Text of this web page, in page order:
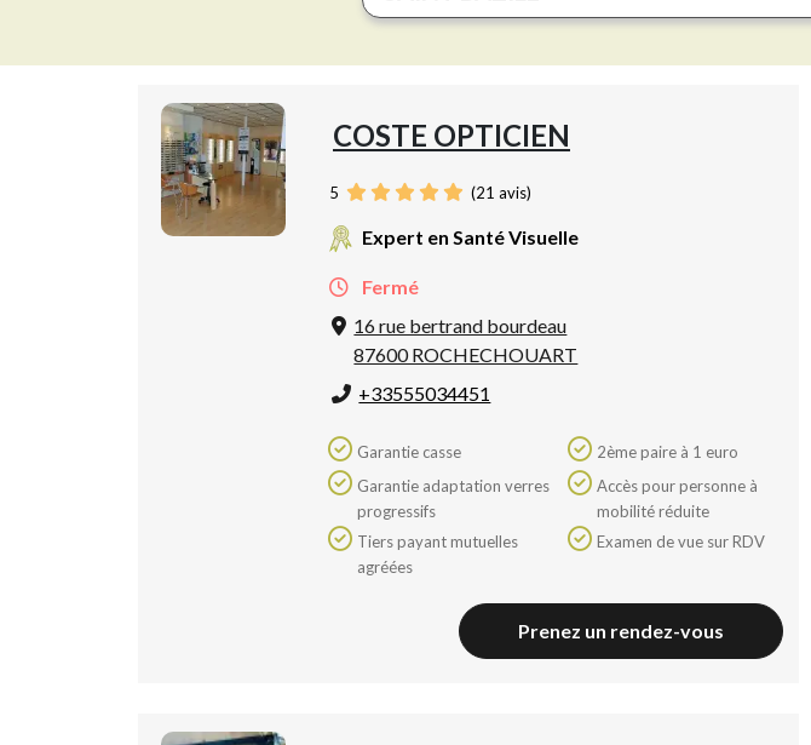
COSTE OPTICIEN
5 (21 avis)
Expert en Santé Visuelle
Fermé
16 rue bertrand bourdeau
87600 ROCHECHOUART
+33555034451
Garantie casse
progressifs
agréées
2ème paire à 1 euro
mobilité réduite
Examen de vue sur RDV
Prenez un rendez-vous